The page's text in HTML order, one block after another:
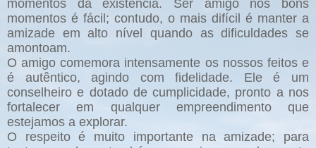
momentos da existência. Ser amigo nos bons
momentos é fácil; contudo, o mais difícil é manter a
amizade em alto nível quando as dificuldades se
amontoam.
O amigo comemora intensamente os nossos feitos e
é autêntico, agindo com fidelidade. Ele é um
conselheiro e dotado de cumplicidade, pronto a nos
fortalecer em qualquer empreendimento que
estejamos a explorar.
O respeito é muito importante na amizade; para